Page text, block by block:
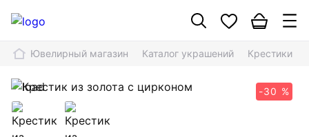
Ювелирный магазин Каталог украшений Крестики
-30 %